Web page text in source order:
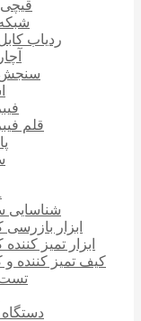
قیچی
ردیاب
سنجش
قلم
شناسایی
ابزار بازرسی
ابزار تمیز کننده
کیف تمیز کننده و